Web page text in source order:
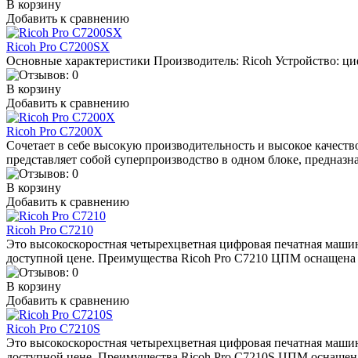
В корзину
Добавить к сравнению
Ricoh Pro C7200SX
Основные характеристики Производитель: Ricoh Устройство:
В корзину
Добавить к сравнению
Ricoh Pro C7200X
Сочетает в себе высокую производительность и высокое
представляет собой суперпроизводство в одном блоке,
В корзину
Добавить к сравнению
Ricoh Pro C7210
Это высокоскоростная четырехцветная цифровая печатная
доступной цене. Преимущества Ricoh Pro C7210 ЦПМ оснащена
В корзину
Добавить к сравнению
Ricoh Pro C7210S
Это высокоскоростная четырехцветная цифровая печатная